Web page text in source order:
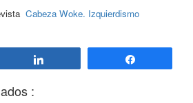
Cabeza Woke. Izquierdismo
: